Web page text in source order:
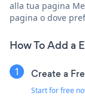
alla tua pagina
pagina o dove
How To Add a
Create a
Start for free